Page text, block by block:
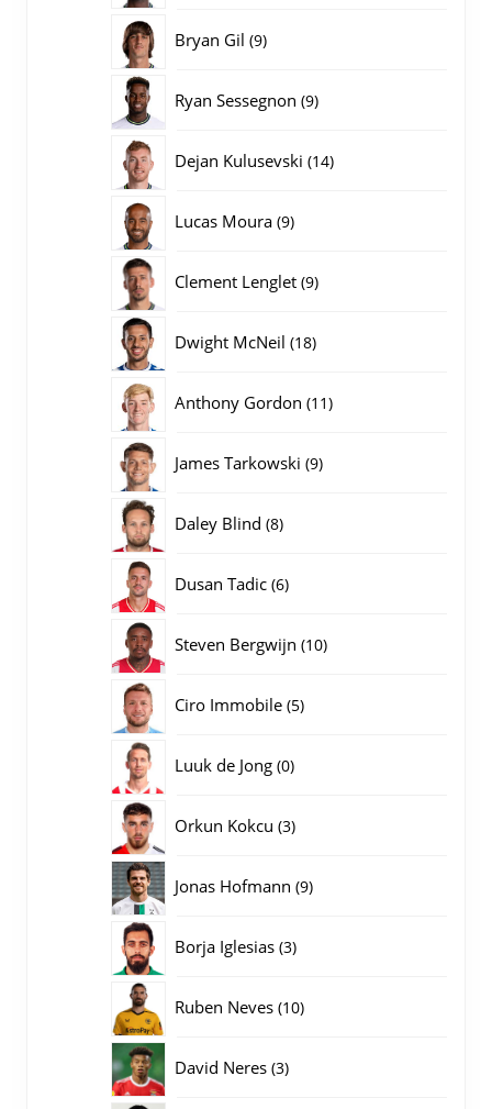
Bryan Gil 99
Ryan Sessegnon 99
Dejan Kulusevski 1414
Lucas Moura 99
Clement Lenglet 99
Dwight McNeil 1818
Anthony Gordon 1111
James Tarkowski 99
Daley Blind 88
Dusan Tadic 66
Steven Bergwijn 1010
Ciro Immobile 55
Luuk de Jong 00
Orkun Kokcu 33
Jonas Hofmann 99
Borja Iglesias 33
Ruben Neves 1010
David Neres 33